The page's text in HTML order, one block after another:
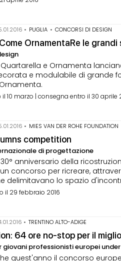
• PUGLIA • CONCORSI DI DESIGN
OrnamentaRe le
Quartarella e Ornamenta
e modulabile di grande
10 marzo | consegna entro il 30 aprile
• MIES VAN DER ROHE FOUNDATION
competition
di progettazione
anniversario della
concorso per ricreare,
delimitavano lo spazio
il 29 febbraio 2016
• TRENTINO ALTO-ADIGE
64 ore no-stop per il
giovani professionisti europei
quest'anno il concorso